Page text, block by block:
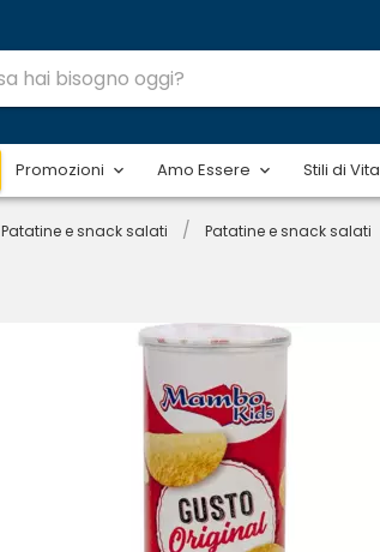
Promozioni Amo Essere Stili di Vita
Patatine e snack salati / Patatine e snack salati